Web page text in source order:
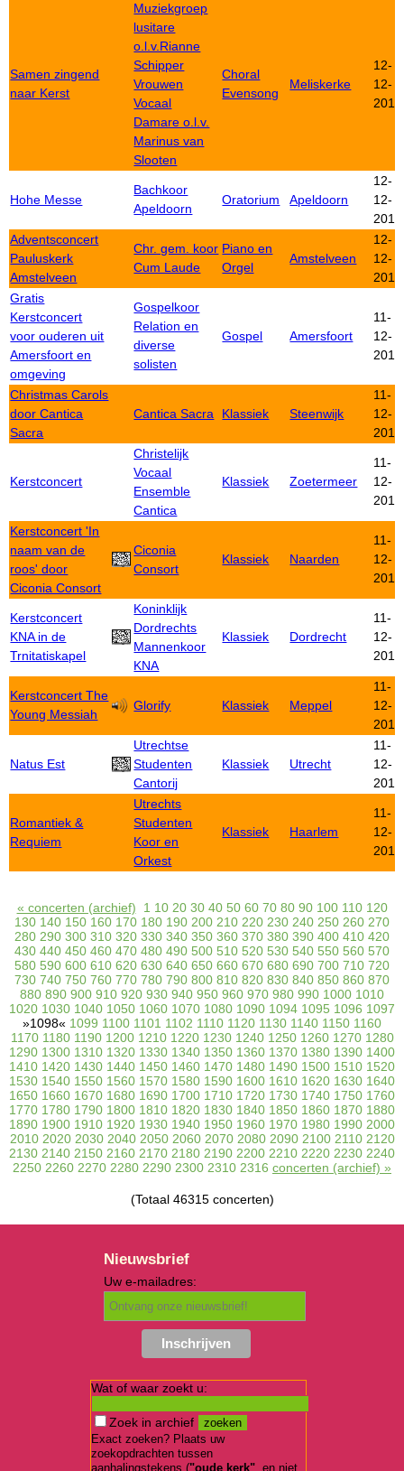
Samen zingend
naar Kerst
Muziekgroep
lusitare
o.l.v.Rianne
Schipper
Vrouwen
Vocaal
Damare o.l.v.
Marinus van
Slooten
Choral
Evensong
Meliskerke
12-
12-
2015
Hohe Messe
Bachkoor
Apeldoorn
Oratorium Apeldoorn
12-
12-
2015
Adventsconcert
Pauluskerk
Amstelveen
Chr. gem. koor
Cum Laude
Piano en
Orgel
Amstelveen
12-
12-
2015
Gratis
Kerstconcert
voor ouderen uit
Amersfoort en
omgeving
Gospelkoor
Relation en
diverse
solisten
Gospel Amersfoort
11-
12-
2015
Christmas Carols
door Cantica
Sacra
Cantica Sacra Klassiek Steenwijk
11-
12-
2015
Kerstconcert
Christelijk
Vocaal
Ensemble
Cantica
Klassiek Zoetermeer
11-
12-
2015
Kerstconcert 'In
naam van de
roos' door
Ciconia Consort
Ciconia
Consort
Klassiek Naarden
11-
12-
2015
Kerstconcert
KNA in de
Trnitatiskapel
Koninklijk
Dordrechts
Mannenkoor
KNA
Klassiek Dordrecht
11-
12-
2015
Kerstconcert The
Young Messiah
Glorify Klassiek Meppel
11-
12-
2015
Natus Est
Utrechtse
Studenten
Cantorij
Klassiek Utrecht
11-
12-
2015
Romantiek &
Requiem
Utrechts
Studenten
Koor en
Orkest
Klassiek Haarlem
11-
12-
2015
« concerten (archief) 1 10 20 30 40 50 60 70 80 90 100 110 120
130 140 150 160 170 180 190 200 210 220 230 240 250 260 270
280 290 300 310 320 330 340 350 360 370 380 390 400 410 420
430 440 450 460 470 480 490 500 510 520 530 540 550 560 570
580 590 600 610 620 630 640 650 660 670 680 690 700 710 720
730 740 750 760 770 780 790 800 810 820 830 840 850 860 870
880 890 900 910 920 930 940 950 960 970 980 990 1000 1010
1020 1030 1040 1050 1060 1070 1080 1090 1094 1095 1096 1097
»1098« 1099 1100 1101 1102 1110 1120 1130 1140 1150 1160
1170 1180 1190 1200 1210 1220 1230 1240 1250 1260 1270 1280
1290 1300 1310 1320 1330 1340 1350 1360 1370 1380 1390 1400
1410 1420 1430 1440 1450 1460 1470 1480 1490 1500 1510 1520
1530 1540 1550 1560 1570 1580 1590 1600 1610 1620 1630 1640
1650 1660 1670 1680 1690 1700 1710 1720 1730 1740 1750 1760
1770 1780 1790 1800 1810 1820 1830 1840 1850 1860 1870 1880
1890 1900 1910 1920 1930 1940 1950 1960 1970 1980 1990 2000
2010 2020 2030 2040 2050 2060 2070 2080 2090 2100 2110 2120
2130 2140 2150 2160 2170 2180 2190 2200 2210 2220 2230 2240
2250 2260 2270 2280 2290 2300 2310 2316 concerten (archief) »
(Totaal 46315 concerten)
Nieuwsbrief
Uw e-mailadres:
Wat of waar zoekt u:
Zoek in archief
Exact zoeken? Plaats uw
zoekopdrachten tussen
aanhalingstekens ("oude kerk" , en niet